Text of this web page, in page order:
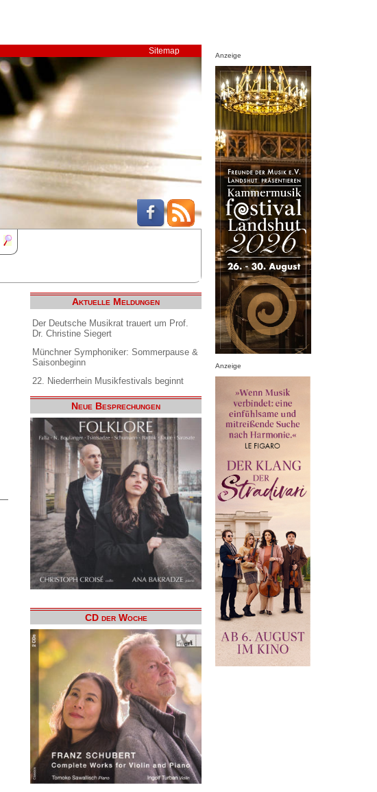
Sitemap
Aktuelle Meldungen
Der Deutsche Musikrat trauert um Prof.
Dr. Christine Siegert
Münchner Symphoniker: Sommerpause &
Saisonbeginn
22. Niederrhein Musikfestivals beginnt
Neue Besprechungen
CD der Woche
Anzeige
Anzeige